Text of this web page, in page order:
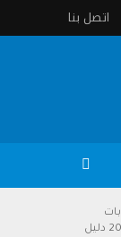
اتصل بنا
الفيسبوك 2026 دليل